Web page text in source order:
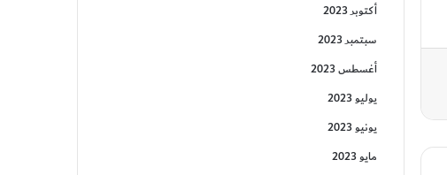
أكتوبر 2023
سبتمبر 2023
أغسطس 2023
يوليو 2023
يونيو 2023
مايو 2023